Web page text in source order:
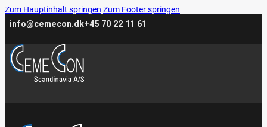
Zum Hauptinhalt springen Zum Footer springen
info@cemecon.dk+45 70 22 11 61